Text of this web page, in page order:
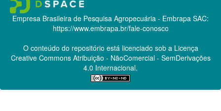
Empresa Brasileira de Pesquisa Agropecuária - Embrapa SAC:
https://www.embrapa.br/fale-conosco
O conteúdo do repositório está licenciado sob a Licença
Creative CommonsAtribuição - NãoComercial - SemDerivações
4.0 Internacional.